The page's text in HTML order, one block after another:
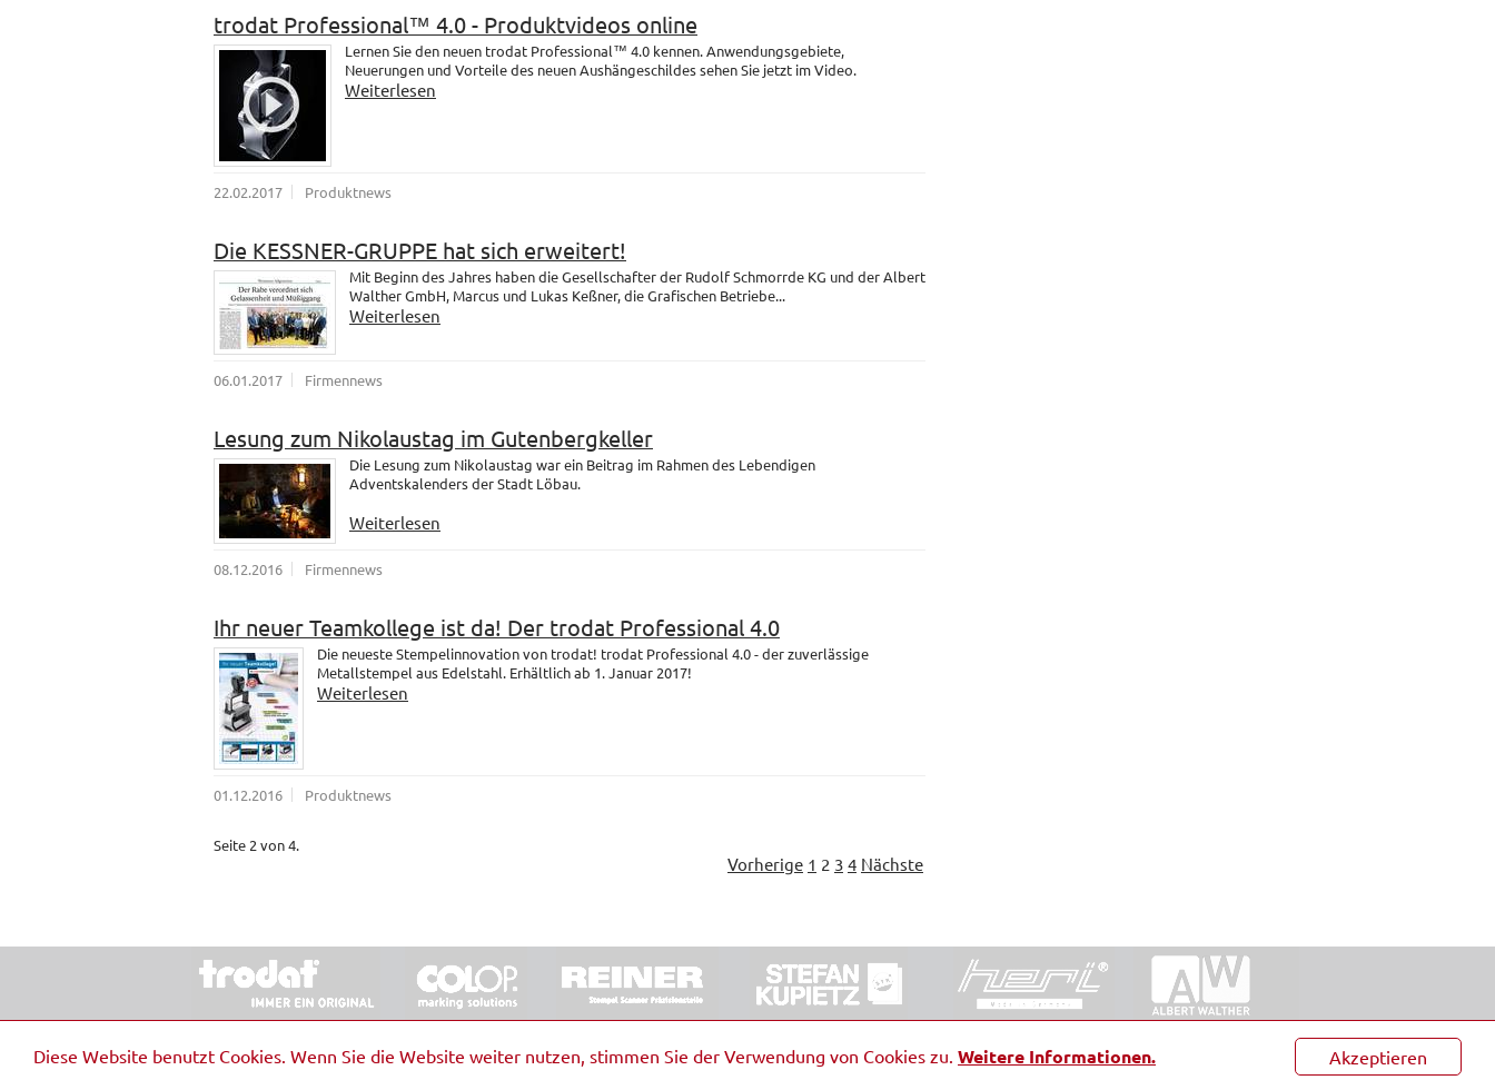
Akzeptieren
Diese Website benutzt Cookies. Wenn Sie die Website weiter nutzen, stimmen Sie der Verwendung von Cookies zu. Weitere Informationen.
trodat Professional™ 4.0 - Produktvideos online
Lernen Sie den neuen trodat Professional™ 4.0 kennen. Anwendungsgebiete,
Neuerungen und Vorteile des neuen Aushängeschildes sehen Sie jetzt im Video.
Weiterlesen
22.02.2017 Produktnews
Die KESSNER-GRUPPE hat sich erweitert!
Mit Beginn des Jahres haben die Gesellschafter der Rudolf Schmorrde KG und der Albert
Walther GmbH, Marcus und Lukas Keßner, die Grafischen Betriebe...
Weiterlesen
06.01.2017 Firmennews
Lesung zum Nikolaustag im Gutenbergkeller
Die Lesung zum Nikolaustag war ein Beitrag im Rahmen des Lebendigen
Adventskalenders der Stadt Löbau.
Weiterlesen
08.12.2016 Firmennews
Ihr neuer Teamkollege ist da! Der trodat Professional 4.0
Die neueste Stempelinnovation von trodat! trodat Professional 4.0 - der zuverlässige
Metallstempel aus Edelstahl. Erhältlich ab 1. Januar 2017!
Weiterlesen
01.12.2016 Produktnews
Seite 2 von 4.
Vorherige 1 2 3 4 Nächste
© 2026 Stempel & Schilder RUDOLF SCHMORRDE GmbH & Co. KG Impressum Barrierefreiheit Kontakt Datenschutz